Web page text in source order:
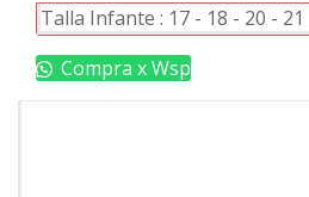
Este
producto
tiene
Talla Infante : 17 - 18 - 20 - 21
Compra x Wsp